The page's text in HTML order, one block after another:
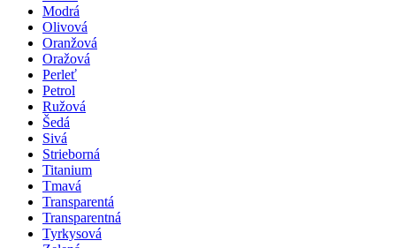
Modrá
Olivová
Oranžová
Oražová
Perleť
Petrol
Ružová
Šedá
Sivá
Strieborná
Titanium
Tmavá
Transparentá
Transparentná
Tyrkysová